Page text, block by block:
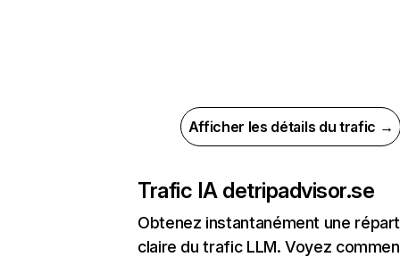
Afficher les détails du trafic →
Trafic IA detripadvisor.se
Obtenez instantanément une
claire du trafic LLM. Voyez